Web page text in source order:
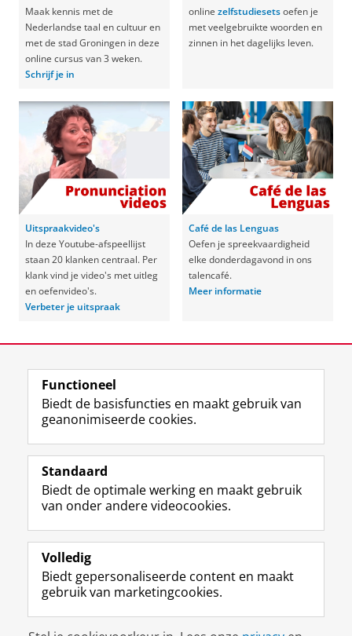
Maak kennis met de
Nederlandse taal en cultuur en
met de stad Groningen in deze
online cursus van 3 weken.
Schrijf je in
online zelfstudiesetsoefen je
met veelgebruikte woorden en
zinnen in het dagelijks leven.
Uitspraakvideo's
In deze Youtube-afspeellijst
staan 20 klanken centraal. Per
klank vind je video's met uitleg
en oefenvideo's.
Verbeter je uitspraak
Café de las Lenguas
Oefen je spreekvaardigheid
elke donderdagavond in ons
talencafé.
Meer informatie
View this page in:English
Volg de RUG
F
a
e
b
o
p
a
i
L
i
k
e
I
-
p
g
R
S
-
f
e
R
k
I
n
t
r
m
c
Y
o
T
e
k
a
Studiekiezers
Alumni
Over ons
Disclaimer & Copyright
Functioneel
Biedt de basisfuncties en maakt gebruik van
geanonimiseerde cookies.
Standaard
Biedt de optimale werking en maakt gebruik
van onder andere videocookies.
Volledig
Biedt gepersonaliseerde content en maakt
gebruik van marketingcookies.